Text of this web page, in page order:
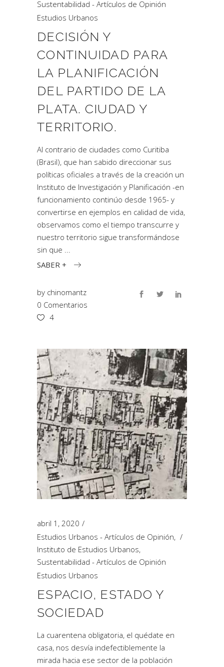
Sustentabilidad - Artículos de Opinión
Estudios Urbanos
DECISIÓN Y
CONTINUIDAD PARA
LA PLANIFICACIÓN
DEL PARTIDO DE LA
PLATA. CIUDAD Y
TERRITORIO.
Al contrario de ciudades como Curitiba
(Brasil), que han sabido direccionar sus
políticas oficiales a través de la creación un
Instituto de Investigación y Planificación -en
funcionamiento continúo desde 1965- y
convertirse en ejemplos en calidad de vida,
observamos como el tiempo transcurre y
nuestro territorio sigue transformándose
sin que
SABER +
by chinomantz
0 Comentarios
4
abril 1, 2020
Estudios Urbanos - Artículos de Opinión,
Instituto de Estudios Urbanos,
Sustentabilidad - Artículos de Opinión
Estudios Urbanos
ESPACIO, ESTADO Y
SOCIEDAD
La cuarentena obligatoria, el quédate en
casa, nos desvía indefectiblemente la
mirada hacia ese sector de la población